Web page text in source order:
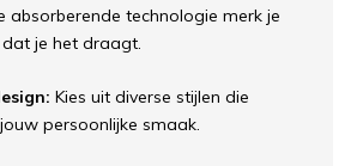
absorberende technologie merk je
je het draagt.
Kies uit diverse stijlen die
persoonlijke smaak.